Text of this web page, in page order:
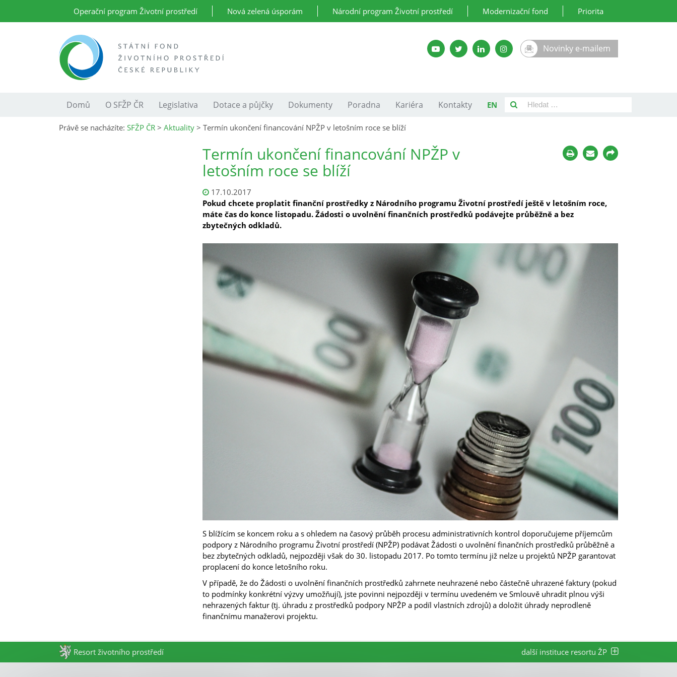
Operační program Životní prostředí Nová zelená úsporám Národní program Životní prostředí Modernizační fond Priorita
Novinky e-mailem
Domů O SFŽP ČR Legislativa Dotace a půjčky Dokumenty Poradna Kariéra Kontakty EN
Právě se nacházíte: SFŽP ČR > Aktuality > Termín ukončení financování NPŽP v letošním roce se blíží
Termín ukončení financování NPŽP v
letošním roce se blíží
17.10.2017
Pokud chcete proplatit finanční prostředky z Národního programu Životní prostředí ještě v letošním roce,
máte čas do konce listopadu. Žádosti o uvolnění finančních prostředků podávejte průběžně a bez
zbytečných odkladů.
S blížícím se koncem roku a s ohledem na časový průběh procesu administrativních kontrol doporučujeme příjemcům
podpory z Národního programu Životní prostředí (NPŽP) podávat Žádosti o uvolnění finančních prostředků průběžně a
bez zbytečných odkladů, nejpozději však do 30. listopadu 2017. Po tomto termínu již nelze u projektů NPŽP garantovat
proplacení do konce letošního roku.
V případě, že do Žádosti o uvolnění finančních prostředků zahrnete neuhrazené nebo částečně uhrazené faktury (pokud
to podmínky konkrétní výzvy umožňují), jste povinni nejpozději v termínu uvedeném ve Smlouvě uhradit plnou výši
nehrazených faktur (tj. úhradu z prostředků podpory NPŽP a podíl vlastních zdrojů) a doložit úhrady neprodleně
finančnímu manažerovi projektu.
Resort životního prostředí další instituce resortu ŽP